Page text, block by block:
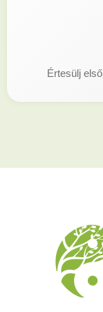
Értesülj